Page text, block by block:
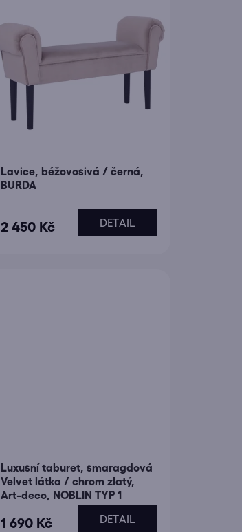
Lavice, béžovosivá / černá,
BURDA
2 450 Kč DETAIL
Luxusní taburet, smaragdová
Velvet látka / chrom zlatý,
Art-deco, NOBLIN TYP 1
1 690 Kč DETAIL